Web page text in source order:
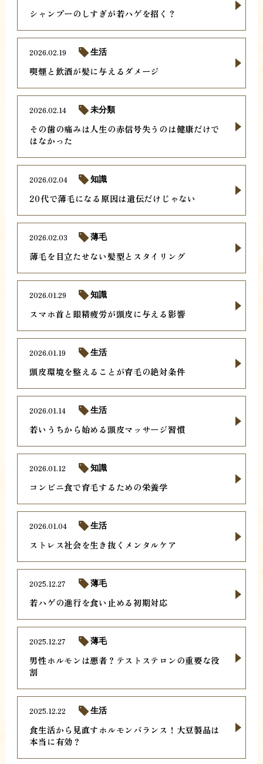
シャンプーのしすぎが若ハゲを招く？
喫煙と飲酒が髪に与えるダメージ
2026.02.19 生活
その歯の痛みは人生の赤信号失うのは健康だけで
はなかった
2026.02.14 未分類
20代で薄毛になる原因は遺伝だけじゃない
2026.02.04 知識
薄毛を目立たせない髪型とスタイリング
2026.02.03 薄毛
スマホ首と眼精疲労が頭皮に与える影響
2026.01.29 知識
頭皮環境を整えることが育毛の絶対条件
2026.01.19 生活
若いうちから始める頭皮マッサージ習慣
2026.01.14 生活
コンビニ食で育毛するための栄養学
2026.01.12 知識
ストレス社会を生き抜くメンタルケア
2026.01.04 生活
若ハゲの進行を食い止める初期対応
2025.12.27 薄毛
男性ホルモンは悪者？テストステロンの重要な役
割
2025.12.27 薄毛
食生活から見直すホルモンバランス！大豆製品は
本当に有効？
2025.12.22 生活